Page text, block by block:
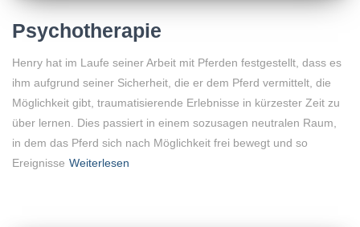
Psychotherapie
Henry hat im Laufe seiner Arbeit mit Pferden festgestellt, dass es
ihm aufgrund seiner Sicherheit, die er dem Pferd vermittelt, die
Möglichkeit gibt, traumatisierende Erlebnisse in kürzester Zeit zu
über lernen. Dies passiert in einem sozusagen neutralen Raum,
in dem das Pferd sich nach Möglichkeit frei bewegt und so
Ereignisse Weiterlesen